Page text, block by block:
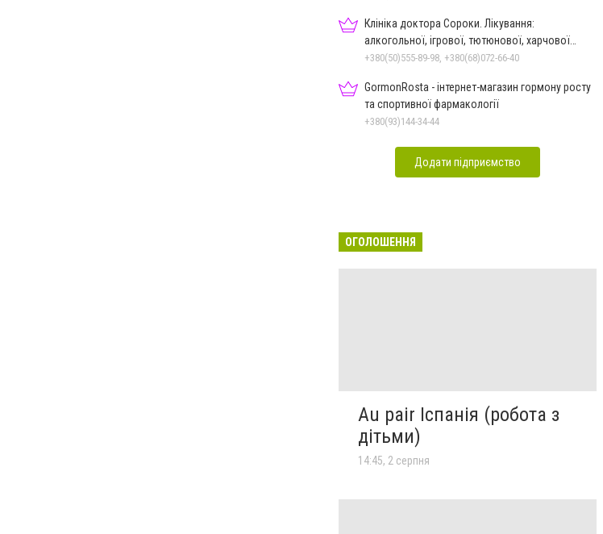
Клініка доктора Сороки. Лікування:
алкогольної, ігрової, тютюнової, харчової
залежностей, неврозів т
+380(50)555-89-98, +380(68)072-66-40
GormonRosta - інтернет-магазин гормону росту
та спортивної фармакології
+380(93)144-34-44
Додати підприємство
ОГОЛОШЕННЯ
Au pair Іспанія (робота з
дітьми)
14:45, 2 серпня